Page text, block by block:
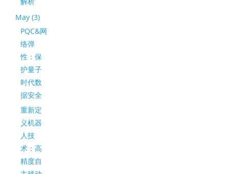
May (3)
PQC&网
络弹
性：保
护量子
时代数
据安全
重新定
义机器
人技
术：高
精度自